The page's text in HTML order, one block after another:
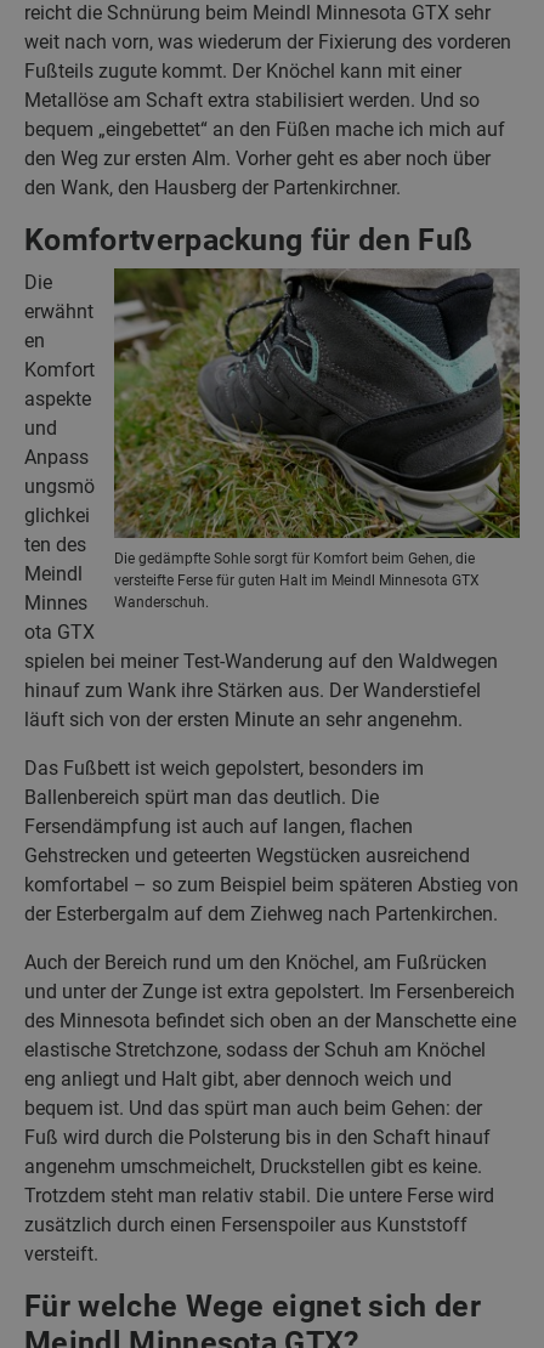
reicht die Schnürung beim Meindl Minnesota GTX sehr
weit nach vorn, was wiederum der Fixierung des vorderen
Fußteils zugute kommt. Der Knöchel kann mit einer
Metallöse am Schaft extra stabilisiert werden. Und so
bequem „eingebettet“ an den Füßen mache ich mich auf
den Weg zur ersten Alm. Vorher geht es aber noch über
den Wank, den Hausberg der Partenkirchner.
Komfortverpackung für den Fuß
Die gedämpfte Sohle sorgt für Komfort beim Gehen, die
versteifte Ferse für guten Halt im Meindl Minnesota GTX
Wanderschuh.
Die
erwähnt
en
Komfort
aspekte
und
Anpass
ungsmö
glichkei
ten des
Meindl
Minnes
ota GTX
spielen bei meiner Test-Wanderung auf den Waldwegen
hinauf zum Wank ihre Stärken aus. Der Wanderstiefel
läuft sich von der ersten Minute an sehr angenehm.
Das Fußbett ist weich gepolstert, besonders im
Ballenbereich spürt man das deutlich. Die
Fersendämpfung ist auch auf langen, flachen
Gehstrecken und geteerten Wegstücken ausreichend
komfortabel – so zum Beispiel beim späteren Abstieg von
der Esterbergalm auf dem Ziehweg nach Partenkirchen.
Auch der Bereich rund um den Knöchel, am Fußrücken
und unter der Zunge ist extra gepolstert. Im Fersenbereich
des Minnesota befindet sich oben an der Manschette eine
elastische Stretchzone, sodass der Schuh am Knöchel
eng anliegt und Halt gibt, aber dennoch weich und
bequem ist. Und das spürt man auch beim Gehen: der
Fuß wird durch die Polsterung bis in den Schaft hinauf
angenehm umschmeichelt, Druckstellen gibt es keine.
Trotzdem steht man relativ stabil. Die untere Ferse wird
zusätzlich durch einen Fersenspoiler aus Kunststoff
versteift.
Für welche Wege eignet sich der